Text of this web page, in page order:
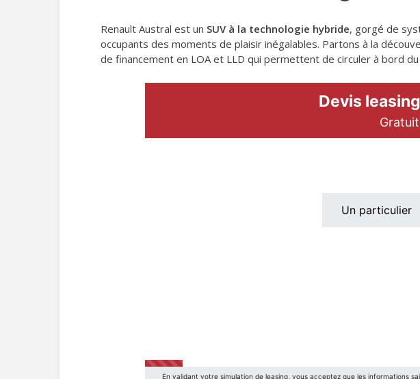
Renault Austral est un SUV à la technologie hybride, gorgé de
occupants des moments de plaisir inégalables. Partons à la
de financement en LOA et LLD qui permettent de circuler à bord